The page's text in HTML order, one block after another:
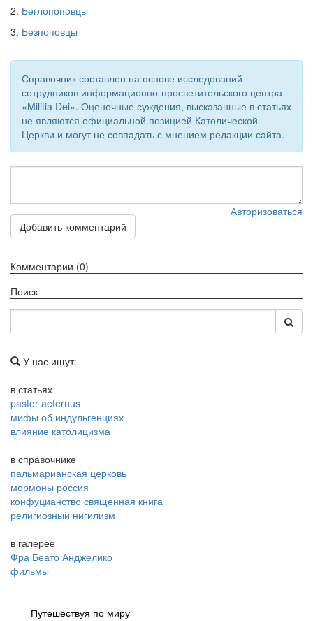
2. Беглопоповцы
3. Безпоповцы
Справочник составлен на основе исследований
сотрудников информационно-просветительского центра
«Militia Dei». Оценочные суждения, высказанные в статьях
не являются официальной позицией Католической
Церкви и могут не совпадать с мнением редакции сайта.
Авторизоваться
Добавить комментарий
Комментарии (0)
Поиск
У нас ищут:
в статьях
pastor aeternus
мифы об индульгенциях
влияние католицизма
в справочнике
пальмарианская церковь
мормоны россия
конфуцианство священная книга
религиозный нигилизм
в галерее
Фра Беато Анджелико
фильмы
Путешествуя по миру